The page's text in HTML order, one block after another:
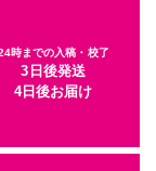
ンパネル
▶ その他の仕様
時までの入稿・校了
3日後発送
4日後お届け